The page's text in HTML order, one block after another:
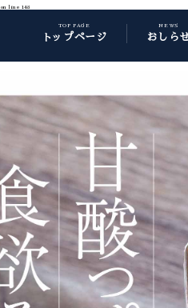
on line 148
TOP PAGE
トップページ
NEWS
おしら